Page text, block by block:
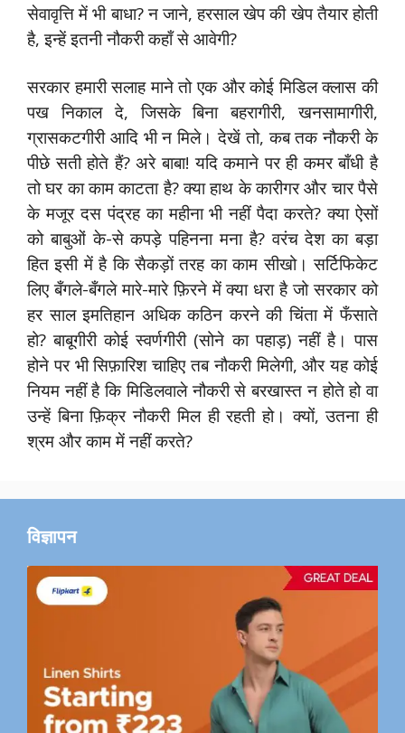
सेवावृत्ति में भी बाधा? न जाने, हरसाल खेप की खेप तैयार होती
है, इन्हें इतनी नौकरी कहाँ से आवेगी?
सरकार हमारी सलाह माने तो एक और कोई मिडिल क्लास की
पख निकाल दे, जिसके बिना बहरागीरी, खनसामागीरी,
ग्रासकटगीरी आदि भी न मिले। देखें तो, कब तक नौकरी के
पीछे सती होते हैं? अरे बाबा! यदि कमाने पर ही कमर बाँधी है
तो घर का काम काटता है? क्या हाथ के कारीगर और चार पैसे
के मजूर दस पंद्रह का महीना भी नहीं पैदा करते? क्या ऐसों
को बाबुओं के-से कपड़े पहिनना मना है? वरंच देश का बड़ा
हित इसी में है कि सैकड़ों तरह का काम सीखो। सर्टिफिकेट
लिए बँगले-बँगले मारे-मारे फ़िरने में क्या धरा है जो सरकार को
हर साल इमतिहान अधिक कठिन करने की चिंता में फँसाते
हो? बाबूगीरी कोई स्वर्णगीरी (सोने का पहाड़) नहीं है। पास
होने पर भी सिफ़ारिश चाहिए तब नौकरी मिलेगी, और यह कोई
नियम नहीं है कि मिडिलवाले नौकरी से बरखास्त न होते हो वा
उन्हें बिना फ़िक्र नौकरी मिल ही रहती हो। क्यों, उतना ही
श्रम और काम में नहीं करते?
विज्ञापन